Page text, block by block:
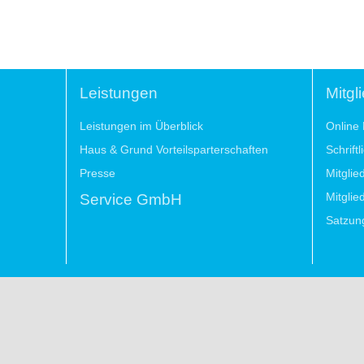
Leistungen
Leistungen im Überblick
Haus & Grund Vorteilsparterschaften
Presse
Service GmbH
Online